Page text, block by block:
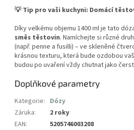
💡Tip pro vaši kuchyni: Domácí
Díky velkému objemu 1400 ml je tato
směs těstovin. Namíchejte si různé
(např. penne a fusilli) – ve skleněné
krásnou texturu, která bude ozdobou
budou po uvaření vždy chutnat jako
Doplňkové parametry
Kategorie: Dózy
Záruka:
2 roky
EAN:
5205746003208